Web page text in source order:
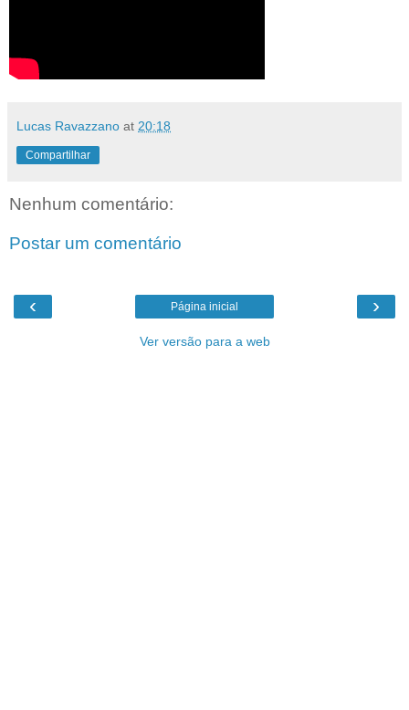
Lucas Ravazzano at 20:18
Compartilhar
Nenhum comentário:
Postar um comentário
‹ ›
Página inicial
Ver versão para a web